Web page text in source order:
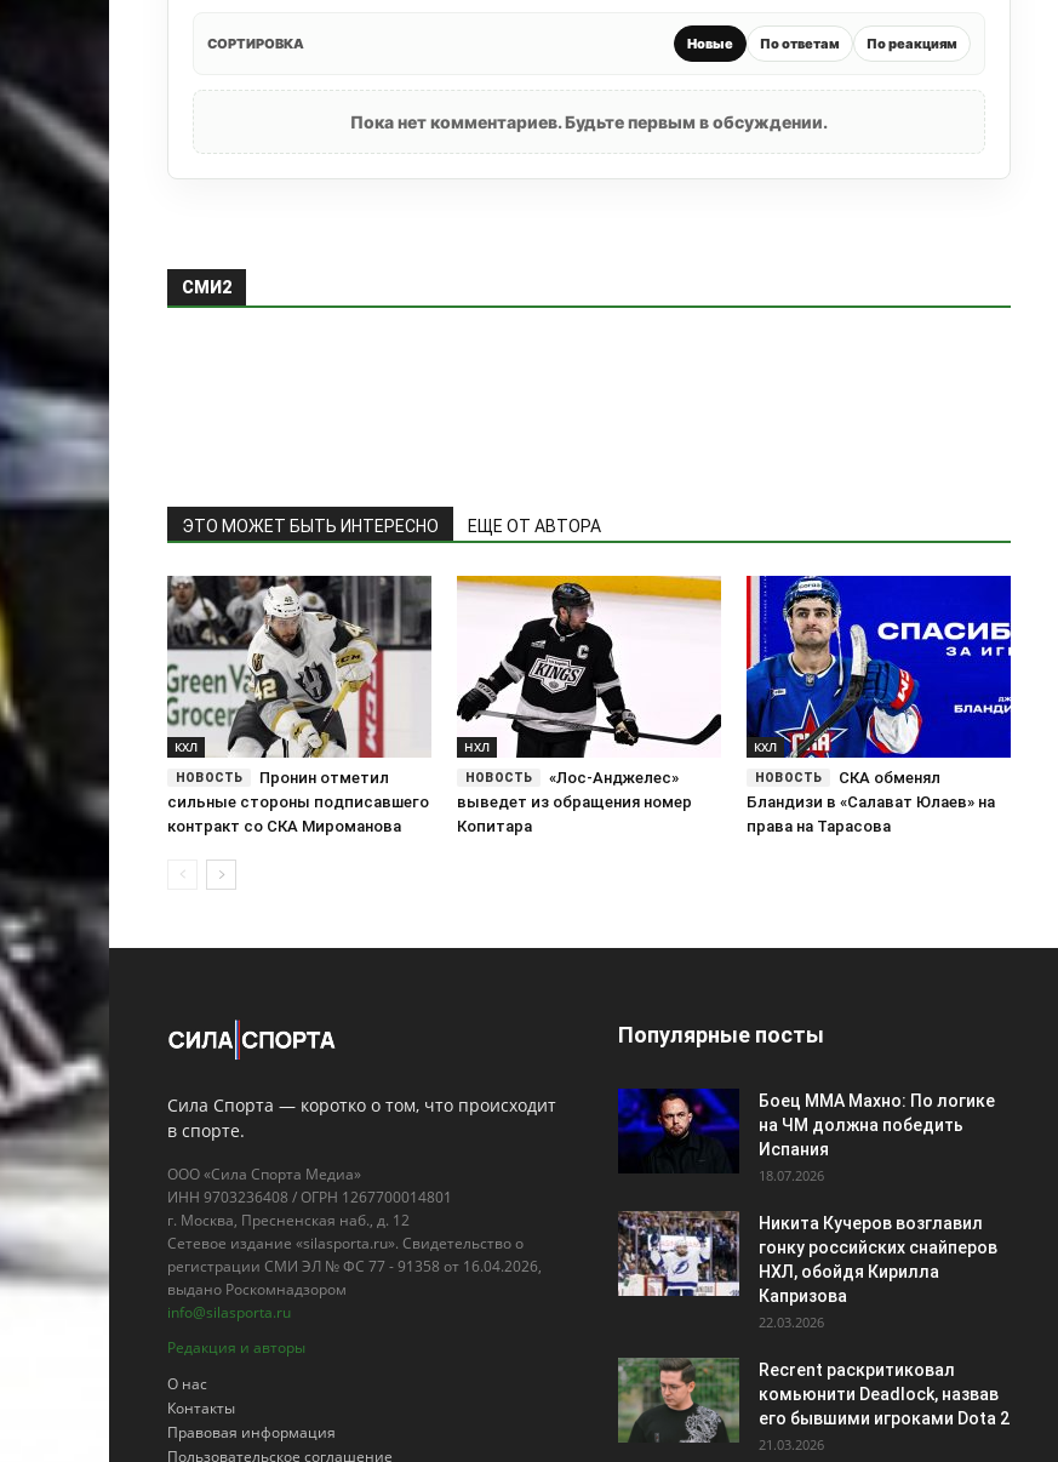
СОРТИРОВКА Новые По ответам По реакциям
Пока нет комментариев. Будьте первым в обсуждении.
СМИ2
ЭТО МОЖЕТ БЫТЬ ИНТЕРЕСНО ЕЩЕ ОТ АВТОРА
КХЛ
Пронин отметил
сильные стороны подписавшего
контракт со СКА Мироманова
НХЛ
«Лос-Анджелес»
выведет из обращения номер
Копитара
КХЛ
СКА обменял
Бландизи в «Салават Юлаев» на
права на Тарасова
Сила Спорта — коротко о том, что происходит
в спорте.
ООО «Сила Спорта Медиа»
ИНН 9703236408 / ОГРН 1267700014801
г. Москва, Пресненская наб., д. 12
Сетевое издание «silasporta.ru». Свидетельство о
регистрации СМИ ЭЛ № ФС 77 - 91358 от 16.04.2026,
выдано Роскомнадзором
info@silasporta.ru
Редакция и авторы
О нас
Контакты
Правовая информация
Пользовательское соглашение
Популярные посты
Боец ММА Махно: По логике
на ЧМ должна победить
Испания
18.07.2026
Никита Кучеров возглавил
гонку российских снайперов
НХЛ, обойдя Кирилла
Капризова
22.03.2026
Recrent раскритиковал
комьюнити Deadlock, назвав
его бывшими игроками Dota 2
21.03.2026